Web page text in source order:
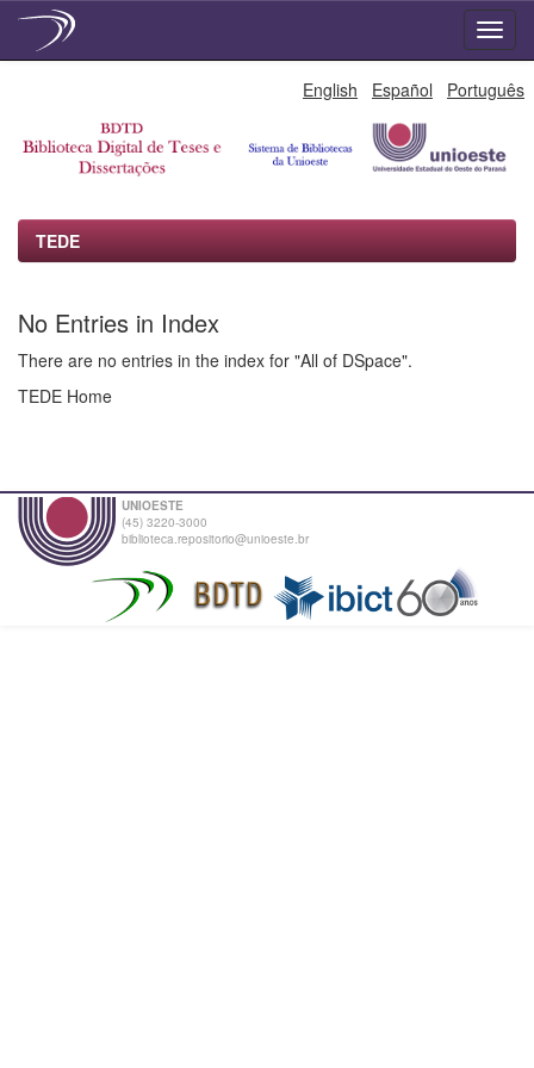
English Español Português
TEDE
No Entries in Index
There are no entries in the index for "All of DSpace".
TEDE Home
UNIOESTE
(45) 3220-3000
biblioteca.repositorio@unioeste.br